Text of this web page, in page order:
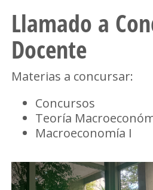
Llamado a
Docente
Materias a concursar:
Concursos
Teoría
Macroeconomía I